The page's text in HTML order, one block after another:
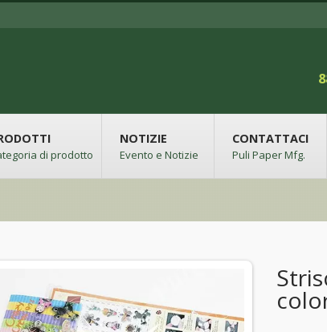
di prodotto
NOTIZIE
Evento e Notizie
CONTATTACI
Puli Paper Mfg.